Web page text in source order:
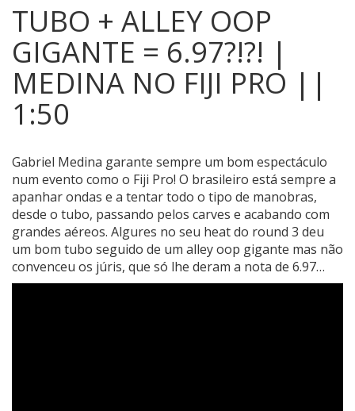
TUBO + ALLEY OOP
GIGANTE = 6.97?!?! |
MEDINA NO FIJI PRO ||
1:50
Gabriel Medina garante sempre um bom espectáculo
num evento como o Fiji Pro! O brasileiro está sempre a
apanhar ondas e a tentar todo o tipo de manobras,
desde o tubo, passando pelos carves e acabando com
grandes aéreos. Algures no seu heat do round 3 deu
um bom tubo seguido de um alley oop gigante mas não
convenceu os júris, que só lhe deram a nota de 6.97…